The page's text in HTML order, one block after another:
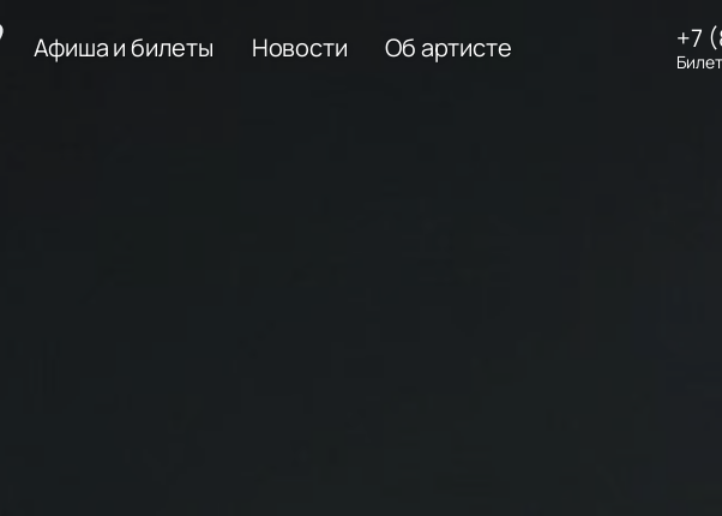
Афиша и билеты Новости Об артисте +7